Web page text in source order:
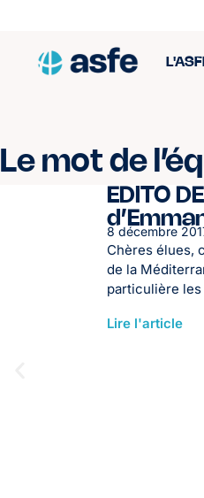
Le mot de
EDITO
8 décembre
Chères élues,
de la
particulière les
Lire l'article